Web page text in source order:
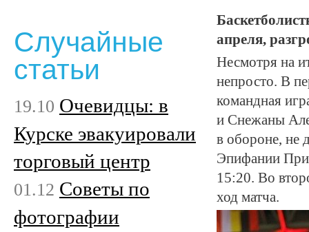
апреля,
Несмотря на
непросто. В
командная
и Снежаны
в обороне, не
Эпифании
15:20. Во
ход матча.
Случайные
статьи
19.10 Очевидцы: в
Курске эвакуировали
торговый центр
01.12 Советы по
фотографии